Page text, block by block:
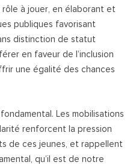
à jouer, en élaborant et
publiques favorisant
distinction de statut
en faveur de l’inclusion
une égalité des chances
Les mobilisations
renforcent la pression
de ces jeunes, et rappellent
qu’il est de notre